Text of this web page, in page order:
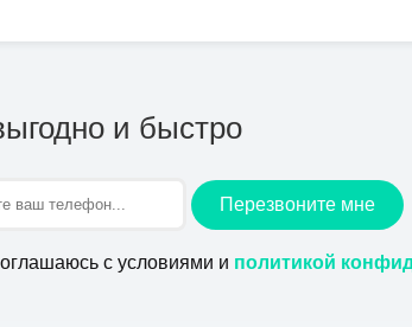
и быстро
Перезвоните мне
с условиями и политикой